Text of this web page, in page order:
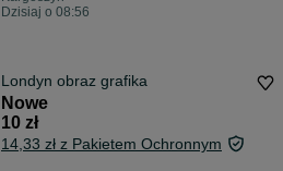
Dzisiaj o 08:56
Londyn obraz grafika
Nowe
10 zł
14,33 zł z Pakietem Ochronnym